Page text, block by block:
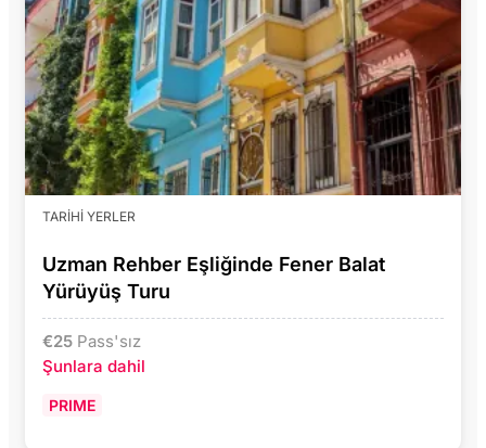
TARIHI YERLER
Uzman Rehber Eşliğinde Fener Balat
Yürüyüş Turu
€25 Pass'sız
Şunlara dahil
PRIME